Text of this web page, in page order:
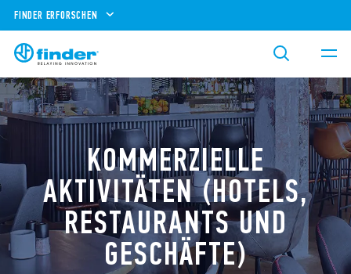
FINDER ERFORSCHEN
KOMMERZIELLE
AKTIVITÄTEN (HOTELS,
RESTAURANTS UND
GESCHÄFTE)